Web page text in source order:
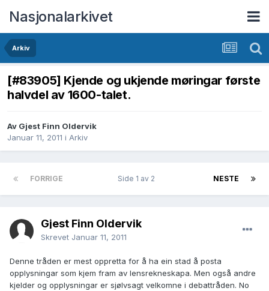
Nasjonalarkivet
Arkiv
[#83905] Kjende og ukjende møringar første
halvdel av 1600-talet.
Av Gjest Finn Oldervik
Januar 11, 2011 i Arkiv
FORRIGE NESTE
Side 1 av 2
Gjest Finn Oldervik
Skrevet Januar 11, 2011
Denne tråden er mest oppretta for å ha ein stad å posta
opplysningar som kjem fram av lensrekneskapa. Men også andre
kjelder og opplysningar er sjølvsagt velkomne i debattråden. No